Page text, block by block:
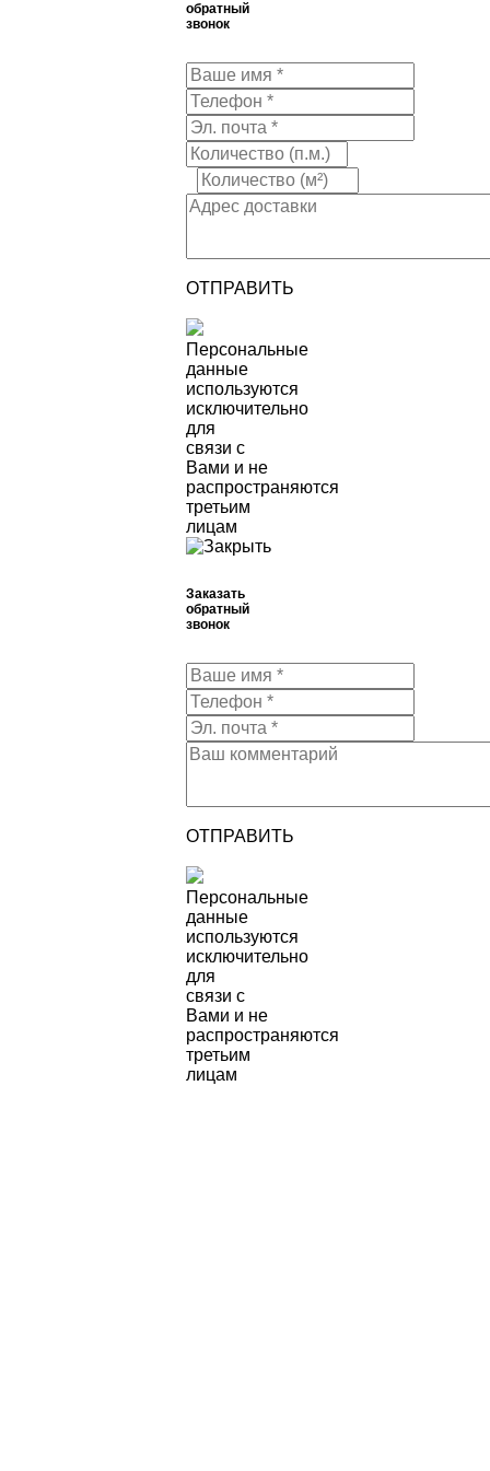
обратный
звонок
ОТПРАВИТЬ
Персональные
данные
используются
исключительно
для
связи с
Вами и не
распространяются
третьим
лицам
Заказать
обратный
звонок
ОТПРАВИТЬ
Персональные
данные
используются
исключительно
для
связи с
Вами и не
распространяются
третьим
лицам